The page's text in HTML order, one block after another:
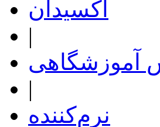
اکسیدان
|
آموزشگاهی
|
نرم‌کننده